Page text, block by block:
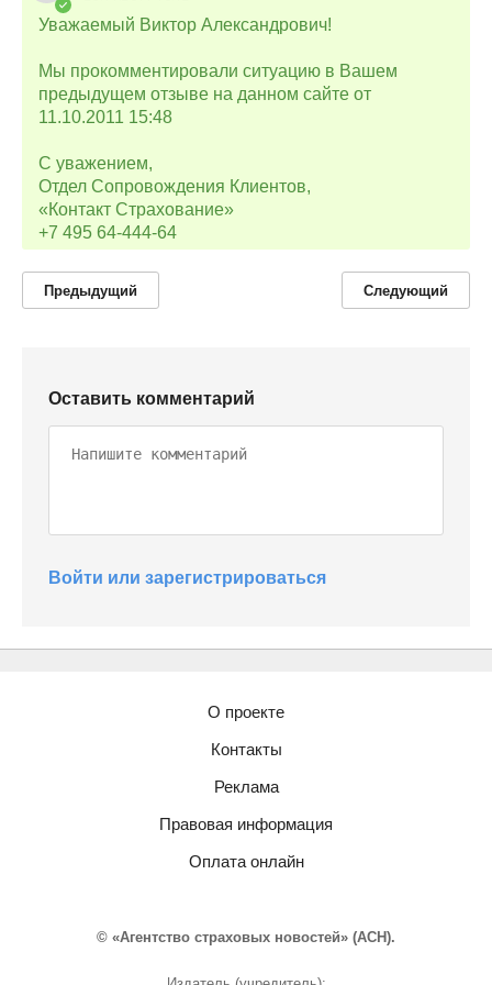
Уважаемый Виктор Александрович!
Мы прокомментировали ситуацию в Вашем
предыдущем отзыве на данном сайте от
11.10.2011 15:48
С уважением,
Отдел Сопровождения Клиентов,
«Контакт Страхование»
+7 495 64-444-64
Предыдущий Следующий
Оставить комментарий
Войти или зарегистрироваться
О проекте
Контакты
Реклама
Правовая информация
Оплата онлайн
© «Агентство страховых новостей» (АСН).